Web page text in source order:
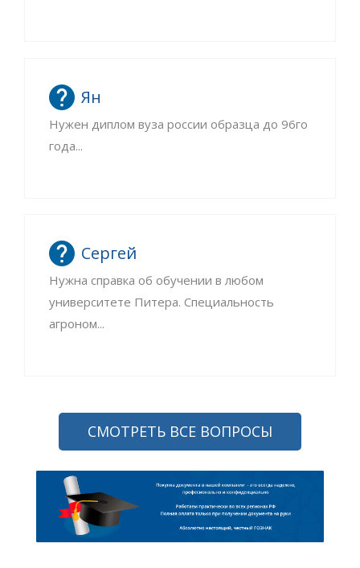
Ян
Нужен диплом вуза россии образца до 96го
года...
Сергей
Нужна справка об обучении в любом
университете Питера. Специальность
агроном...
СМОТРЕТЬ ВСЕ ВОПРОСЫ